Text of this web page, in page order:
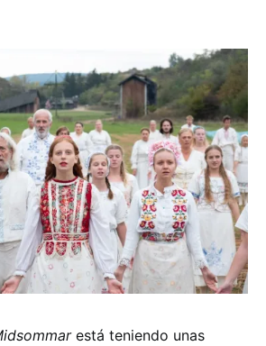
está teniendo unas